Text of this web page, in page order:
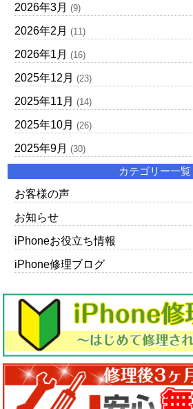
2026年3月 (9)
2026年2月 (11)
2026年1月 (16)
2025年12月 (23)
2025年11月 (14)
2025年10月 (26)
2025年9月 (30)
カテゴリー一覧
お客様の声
お知らせ
iPhoneお役立ち情報
iPhone修理ブログ